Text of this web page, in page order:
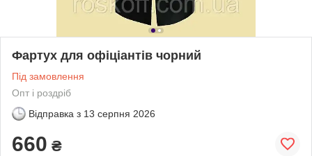
Фартух для офіціантів чорний
Під замовлення
Опт і роздріб
Відправка з 13 серпня 2026
660 ₴